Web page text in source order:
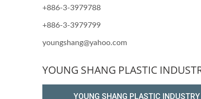
+886-3-3979788
+886-3-3979799
youngshang@yahoo.com
YOUNG SHANG PLASTIC